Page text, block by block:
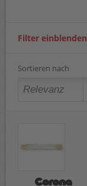
Filter einblenden
Sortieren nach